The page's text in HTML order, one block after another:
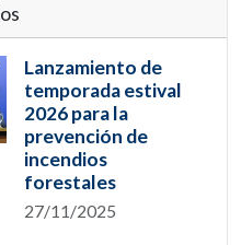
Lanzamiento de
temporada estival
2026 para la
prevención de
incendios
forestales
27/11/2025